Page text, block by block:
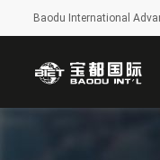
Baodu International